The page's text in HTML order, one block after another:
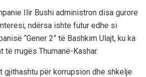
Ilir Bushi administron disa gurore
ndërsa ishte futur edhe si
“Gener 2” të Bashkim Ulajt, ku ka
të rrugës Thumanë-Kashar.
gjithashtu për korrupsion dhe shkelje